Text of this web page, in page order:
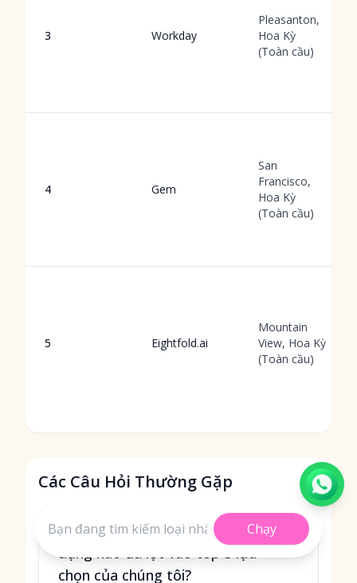
3 Workday
Pleasanton,
Hoa Kỳ
(Toàn cầu)
4 Gem
San
Francisco,
Hoa Kỳ
(Toàn cầu)
5 Eightfold.ai
Mountain
View, Hoa Kỳ
(Toàn cầu)
Các Câu Hỏi Thường Gặp
Những công cụ năng suất tuyển
dụng nào đã lọt vào top 5 lựa
chọn của chúng tôi?
Chạy